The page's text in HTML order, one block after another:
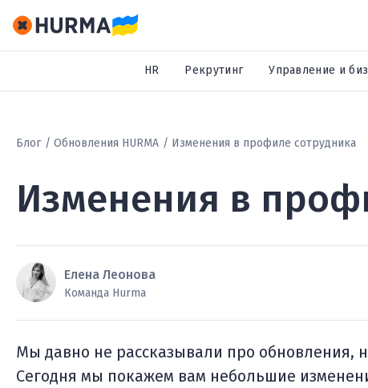
HR Рекрутинг Управление и
Блог Обновления HURMA Изменения в профиле сотрудника
Изменения в
Елена Леонова
Команда Hurma
Мы давно не рассказывали про обновления,
Сегодня мы покажем вам небольшие